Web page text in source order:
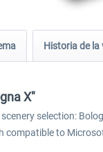
Historia de la
X"
selection:
to